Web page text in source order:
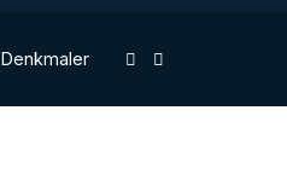
Denkmaler